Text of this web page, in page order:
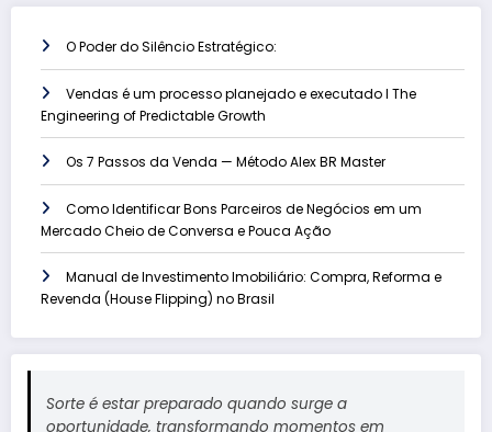
O Poder do Silêncio Estratégico:
Vendas é um processo planejado e executado l The
Engineering of Predictable Growth
Os 7 Passos da Venda — Método Alex BR Master
Como Identificar Bons Parceiros de Negócios em um
Mercado Cheio de Conversa e Pouca Ação
Manual de Investimento Imobiliário: Compra, Reforma e
Revenda (House Flipping) no Brasil
Sorte é estar preparado quando surge a
oportunidade, transformando momentos em